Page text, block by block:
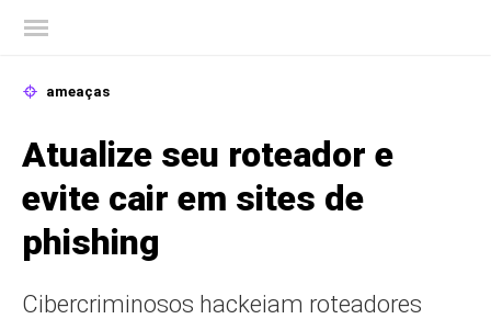
ameaças
Atualize seu roteador e
evite cair em sites de
phishing
Cibercriminosos hackeiam roteadores